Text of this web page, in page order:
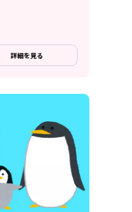
詳細を見る